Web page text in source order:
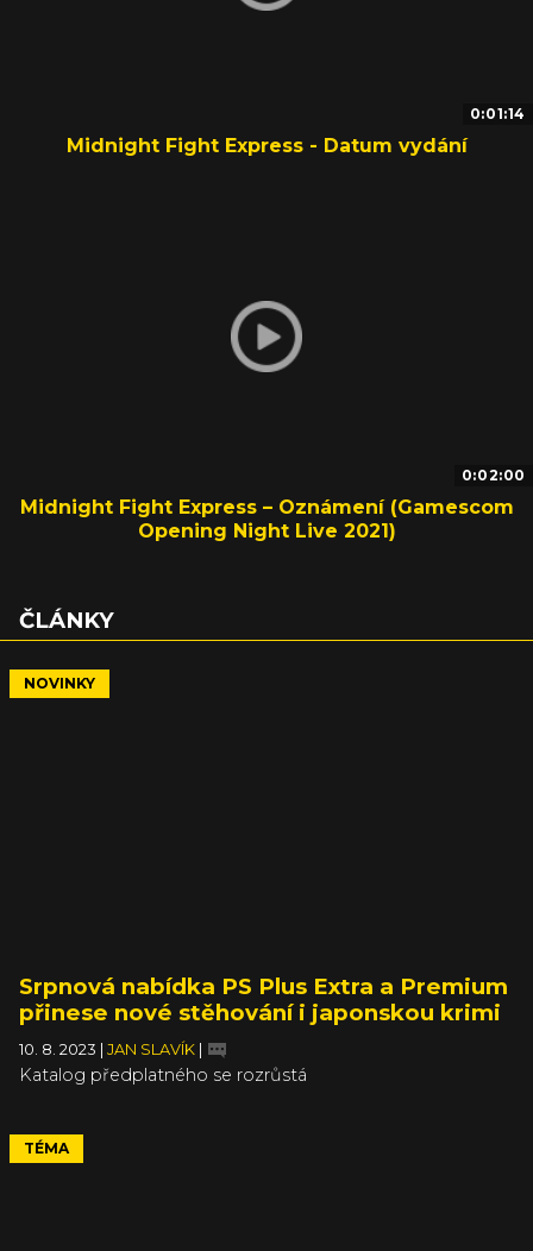
0:01:14
Midnight Fight Express - Datum vydání
0:02:00
Midnight Fight Express – Oznámení (Gamescom
Opening Night Live 2021)
ČLÁNKY
NOVINKY
Srpnová nabídka PS Plus Extra a Premium
přinese nové stěhování i japonskou krimi
10. 8. 2023 JAN SLAVÍK
Katalog předplatného se rozrůstá
TÉMA